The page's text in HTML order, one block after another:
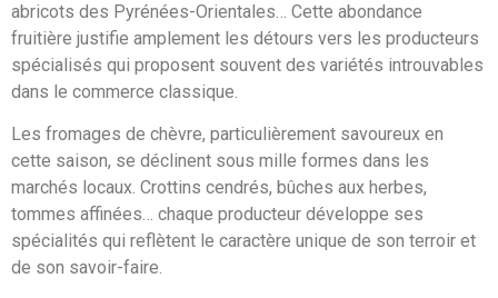
abricots des Pyrénées-Orientales… Cette abondance
fruitière justifie amplement les détours vers les producteurs
spécialisés qui proposent souvent des variétés introuvables
dans le commerce classique.
Les fromages de chèvre, particulièrement savoureux en
cette saison, se déclinent sous mille formes dans les
marchés locaux. Crottins cendrés, bûches aux herbes,
tommes affinées… chaque producteur développe ses
spécialités qui reflètent le caractère unique de son terroir et
de son savoir-faire.